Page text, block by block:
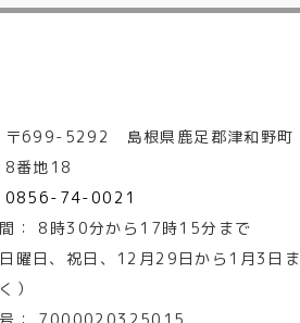
〒699-5292 島根県鹿足郡津和野町
番地18
0856-74-0021
：
8時30分から17時15分まで
日曜日、祝日、12月29日から1月3日ま
）